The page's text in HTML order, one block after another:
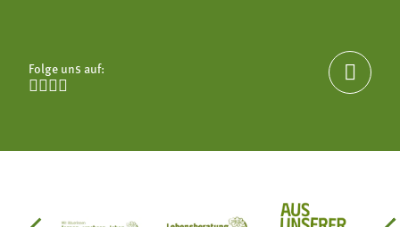
Folge uns auf:
   
